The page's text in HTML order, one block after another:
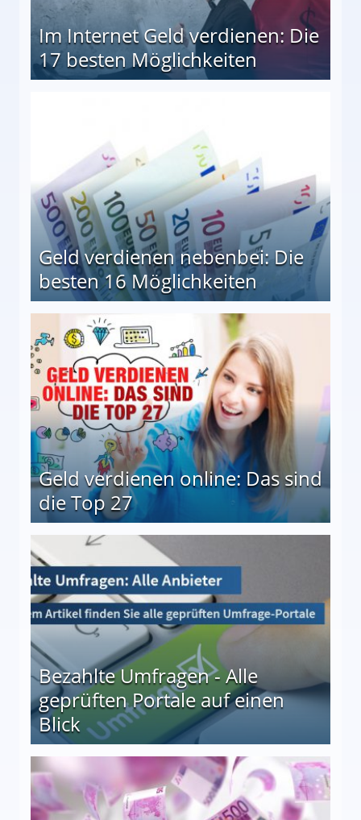
Im Internet Geld verdienen: Die
17 besten Möglichkeiten
Geld verdienen nebenbei: Die
besten 16 Möglichkeiten
Geld verdienen online: Das sind
die Top 27
Bezahlte Umfragen - Alle
geprüften Portale auf einen
Blick
auf einen Blick